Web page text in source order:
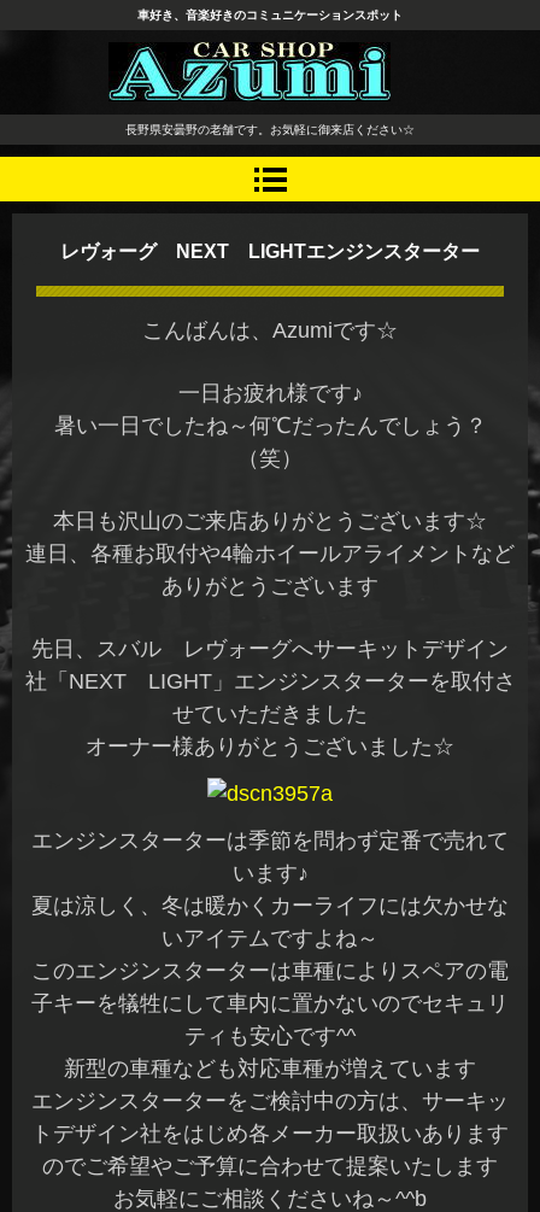
長野県 安曇野市 タイヤ ホ
イール デッドニング カーオ
ーディオ レカロシート
車好き、音楽好きのコミュニケーションスポット
長野県安曇野の老舗です。お気軽に御来店ください☆
レヴォーグ NEXT LIGHTエンジンスターター
こんばんは、Azumiです☆
一日お疲れ様です♪
暑い一日でしたね～何℃だったんでしょう？
（笑）
本日も沢山のご来店ありがとうございます☆
連日、各種お取付や4輪ホイールアライメントなど
ありがとうございます
先日、スバル レヴォーグへサーキットデザイン
社「NEXT LIGHT」エンジンスターターを取付さ
せていただきました
オーナー様ありがとうございました☆
エンジンスターターは季節を問わず定番で売れて
います♪
夏は涼しく、冬は暖かくカーライフには欠かせな
いアイテムですよね～
このエンジンスターターは車種によりスペアの電
子キーを犠牲にして車内に置かないのでセキュリ
ティも安心です^^
新型の車種なども対応車種が増えています
エンジンスターターをご検討中の方は、サーキッ
トデザイン社をはじめ各メーカー取扱いあります
のでご希望やご予算に合わせて提案いたします
お気軽にご相談くださいね～^^b